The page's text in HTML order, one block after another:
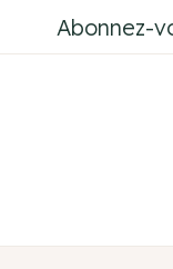
au
Abonnez-